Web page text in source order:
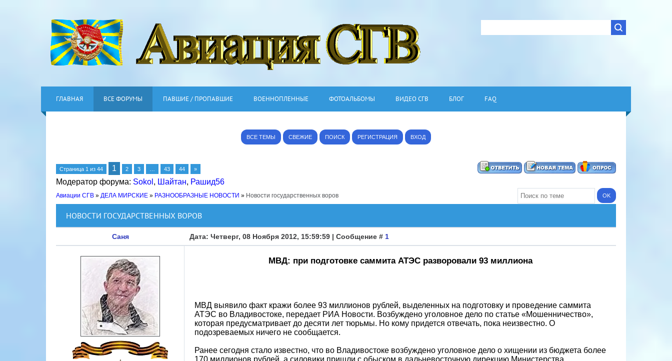
ГЛАВНАЯ ВСЕ ФОРУМЫ ПАВШИЕ / ПРОПАВШИЕ ВОЕННОПЛЕННЫЕ ФОТОАЛЬБОМЫ ВИДЕО СГВ БЛОГ FAQ
ВСЕ ТЕМЫ СВЕЖИЕ ПОИСК РЕГИСТРАЦИЯ ВХОД
Страница 1 из 44 1 2 3 43 44 »
Модератор форума: Sokol , Шайтан, Рашид56
Авиации СГВ » ДЕЛА МИРСКИЕ » РАЗНООБРАЗНЫЕ НОВОСТИ » Новости государственных воров
НОВОСТИ ГОСУДАРСТВЕННЫХ ВОРОВ
Саня Дата: Четверг, 08 Ноября 2012, 15:59:59 | Сообщение # 1
МВД: при подготовке саммита АТЭС разворовали 93 миллиона
МВД выявило факт кражи более 93 миллионов рублей, выделенных на подготовку и проведение саммита
АТЭС во Владивостоке, передает РИА Новости. Возбуждено уголовное дело по статье «Мошенничество»,
которая предусматривает до десяти лет тюрьмы. Но кому придется отвечать, пока неизвестно. О
подозреваемых ничего не сообщается.
Ранее сегодня стало известно, что во Владивостоке возбуждено уголовное дело о хищении из бюджета более
170 миллионов рублей, а силовики пришли с обыском в дальневосточную дирекцию Министерства